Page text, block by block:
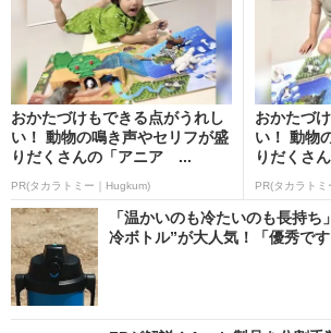
おかたづけもできる点がうれし
い！ 動物の鳴き声やセリフが盛
りだくさんの「アニア ...
PR(タカラトミー｜Hugkum)
おかたづ
い！ 動物
りだくさ
PR(タカラト
「温かいのも冷たいのも長持ち
冷ボトル”が大人気！「優秀で